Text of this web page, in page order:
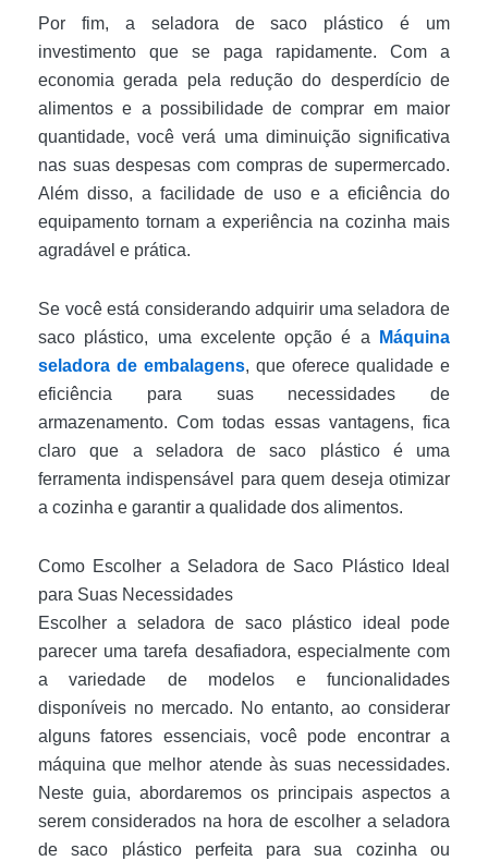
Por fim, a seladora de saco plástico é um
investimento que se paga rapidamente. Com a
economia gerada pela redução do desperdício de
alimentos e a possibilidade de comprar em maior
quantidade, você verá uma diminuição significativa
nas suas despesas com compras de supermercado.
Além disso, a facilidade de uso e a eficiência do
equipamento tornam a experiência na cozinha mais
agradável e prática.
Se você está considerando adquirir uma seladora de
saco plástico, uma excelente opção é a
Máquina
seladora de embalagens, que oferece qualidade e
eficiência para suas necessidades de
armazenamento. Com todas essas vantagens, fica
claro que a seladora de saco plástico é uma
ferramenta indispensável para quem deseja otimizar
a cozinha e garantir a qualidade dos alimentos.
Como Escolher a Seladora de Saco Plástico Ideal
para Suas Necessidades
Escolher a seladora de saco plástico ideal pode
parecer uma tarefa desafiadora, especialmente com
a variedade de modelos e funcionalidades
disponíveis no mercado. No entanto, ao considerar
alguns fatores essenciais, você pode encontrar a
máquina que melhor atende às suas necessidades.
Neste guia, abordaremos os principais aspectos a
serem considerados na hora de escolher a seladora
de saco plástico perfeita para sua cozinha ou